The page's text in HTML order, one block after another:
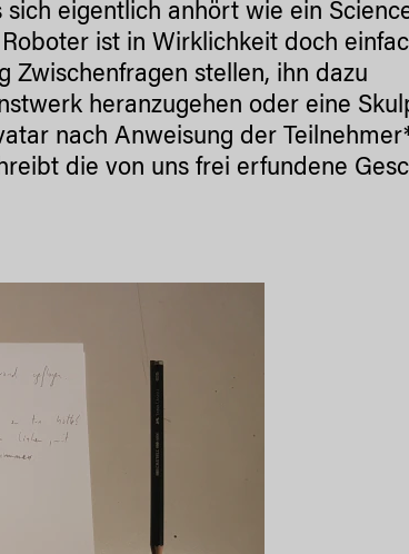
eigentlich anhört wie ein
ist in Wirklichkeit doch
Zwischenfragen stellen, ihn dazu
heranzugehen oder eine
nach Anweisung der
die von uns frei erfundene